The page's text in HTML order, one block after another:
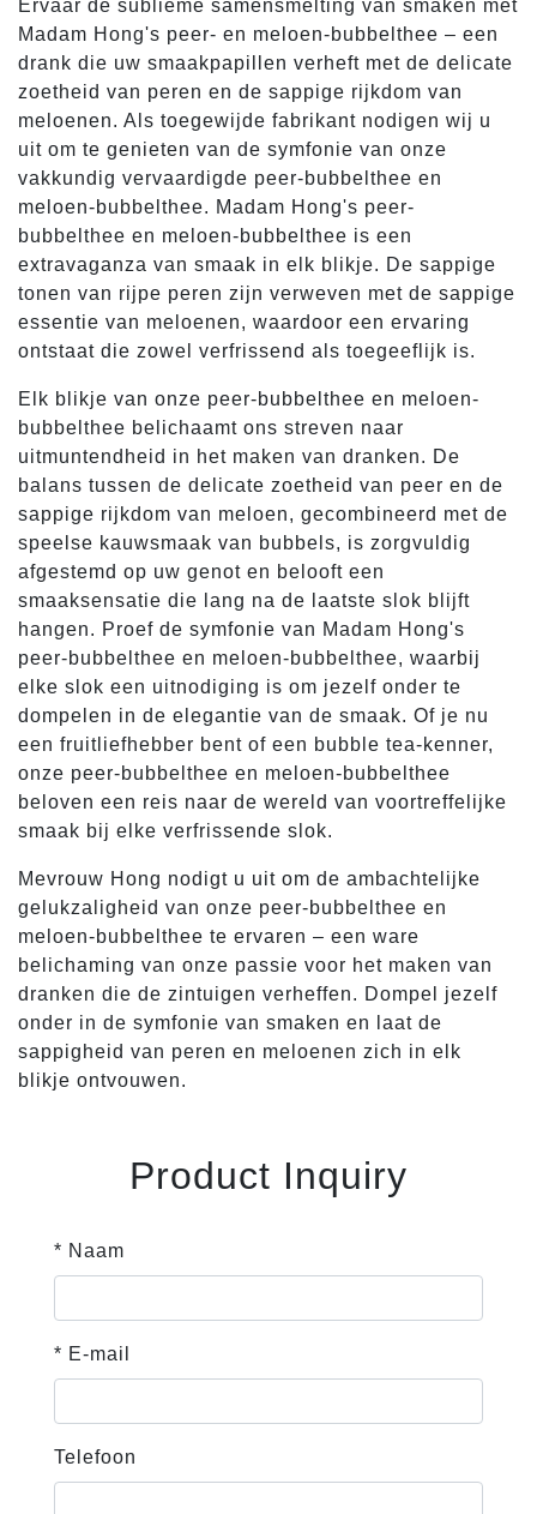
Ervaar de sublieme samensmelting van smaken met
Madam Hong's peer- en meloen-bubbelthee – een
drank die uw smaakpapillen verheft met de delicate
zoetheid van peren en de sappige rijkdom van
meloenen. Als toegewijde fabrikant nodigen wij u
uit om te genieten van de symfonie van onze
vakkundig vervaardigde peer-bubbelthee en
meloen-bubbelthee. Madam Hong's peer-
bubbelthee en meloen-bubbelthee is een
extravaganza van smaak in elk blikje. De sappige
tonen van rijpe peren zijn verweven met de sappige
essentie van meloenen, waardoor een ervaring
ontstaat die zowel verfrissend als toegeeflijk is.
Elk blikje van onze peer-bubbelthee en meloen-
bubbelthee belichaamt ons streven naar
uitmuntendheid in het maken van dranken. De
balans tussen de delicate zoetheid van peer en de
sappige rijkdom van meloen, gecombineerd met de
speelse kauwsmaak van bubbels, is zorgvuldig
afgestemd op uw genot en belooft een
smaaksensatie die lang na de laatste slok blijft
hangen. Proef de symfonie van Madam Hong's
peer-bubbelthee en meloen-bubbelthee, waarbij
elke slok een uitnodiging is om jezelf onder te
dompelen in de elegantie van de smaak. Of je nu
een fruitliefhebber bent of een bubble tea-kenner,
onze peer-bubbelthee en meloen-bubbelthee
beloven een reis naar de wereld van voortreffelijke
smaak bij elke verfrissende slok.
Mevrouw Hong nodigt u uit om de ambachtelijke
gelukzaligheid van onze peer-bubbelthee en
meloen-bubbelthee te ervaren – een ware
belichaming van onze passie voor het maken van
dranken die de zintuigen verheffen. Dompel jezelf
onder in de symfonie van smaken en laat de
sappigheid van peren en meloenen zich in elk
blikje ontvouwen.
Product Inquiry
* Naam
* E-mail
Telefoon